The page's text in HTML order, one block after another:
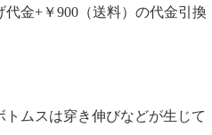
金+￥900（送料）の代金引換
ムスは穿き伸びなどが生じて